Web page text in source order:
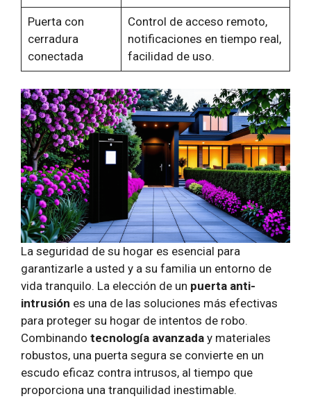
Puerta con
cerradura
conectada
Control de acceso remoto,
notificaciones en tiempo real,
facilidad de uso.
La seguridad de su hogar es esencial para
garantizarle a usted y a su familia un entorno de
vida tranquilo. La elección de un puerta anti-
intrusión es una de las soluciones más efectivas
para proteger su hogar de intentos de robo.
Combinando tecnología avanzada y materiales
robustos, una puerta segura se convierte en un
escudo eficaz contra intrusos, al tiempo que
proporciona una tranquilidad inestimable.